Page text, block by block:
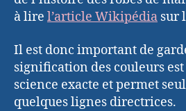
à lire l’article Wikipédia sur
Il est donc important de
signification des couleurs
science exacte et permet
quelques lignes directrices.